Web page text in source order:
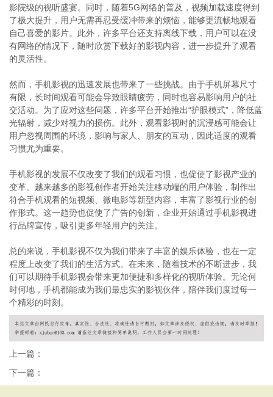
影院级的视听盛宴。同时，随着5G网络的普及，视频加载速度得到
了极大提升，用户无需再忍受缓冲带来的烦恼，能够更流畅地观看
自己喜爱的影片。此外，许多平台还支持离线下载，用户可以在没
有网络的情况下，随时欣赏下载好的影视内容，进一步提升了观看
的灵活性。
然而，手机影视的迅速发展也带来了一些挑战。由于手机屏幕尺寸
有限，长时间观看可能会导致眼睛疲劳，同时也容易影响用户的社
交活动。为了应对这些问题，许多平台开始推出“护眼模式”，降低蓝
光辐射，减少对视力的损伤。此外，观看影视时的沉浸感可能会让
用户忽视周围的环境，影响与家人、朋友的互动，因此适度的观看
习惯尤为重要。
手机影视的发展不仅改变了我们的观看习惯，也促使了影视产业的
变革。越来越多的影视创作者开始关注移动端的用户体验，制作出
符合手机观看的短视频、微电影等新型内容，丰富了影视行业的创
作形式。这一趋势也促使了广告的创新，企业开始通过手机影视进
行品牌宣传，吸引更多年轻用户的关注。
总的来说，手机影视不仅为我们带来了丰富的娱乐体验，也在一定
程度上改变了我们的生活方式。在未来，随着技术的不断进步，我
们可以期待手机影视会带来更加便捷和多样化的视听体验。无论何
时何地，手机都能成为我们最忠实的影视伙伴，陪伴我们度过每一
个精彩的时刻。
上一篇：
下一篇：